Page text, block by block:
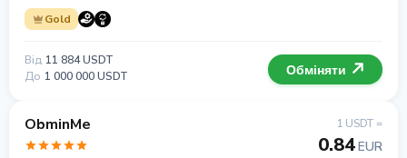
Gold
Від 11 884 USDT
До 1 000 000 USDT Обміняти
ObminMe 1 USDT =
0.84EUR